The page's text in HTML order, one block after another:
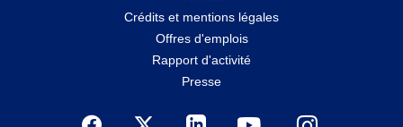
Crédits et mentions légales
Offres d'emplois
Rapport d'activité
Presse